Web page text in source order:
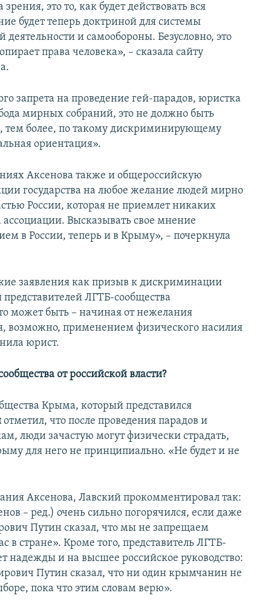
зрения, это то, как будет действовать вся
будет теперь доктриной для системы
деятельности и самообороны. Безусловно, это
права человека», – сказала сайту
запрета на проведение гей-парадов, юристка
мирных собраний, это не должно быть
тем более, по такому дискриминирующему
ориентация».
Аксенова также и общероссийскую
государства на любое желание людей мирно
России, которая не приемлет никаких
Высказывать свое мнение
в России, теперь и в Крыму», – почеркнула
заявления как призыв к дискриминации
ЛГТБ-сообщества
может быть – начиная от нежелания
возможно, применением физического насилия
юрист.
от российской власти?
Крыма, который представился
отметил, что после проведения парадов и
люди зачастую могут физически страдать,
для него не принципиально. «Не будет и не
Аксенова, Лавский прокомментировал так:
– ред.) очень сильно погорячился, если даже
Путин сказал, что мы не запрещаем
в стране». Кроме того, представитель ЛГТБ-
надежды и на высшее российское руководство:
Путин сказал, что ни один крымчанин не
пока что этим словам верю».